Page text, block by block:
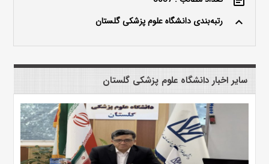
keyboard_arrow_up رتبه‌بندی دانشگاه علوم پزشکی گلستان
سایر اخبار دانشگاه علوم پزشکی گلستان